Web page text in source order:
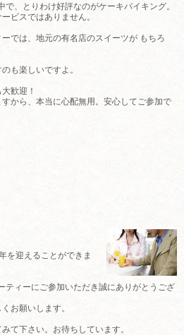
、とりわけ好評なのがケーキバイキング。
ビスではありません。
では、地元の有名店のスイーツが もちろ
も楽しいですよ。
歓迎！
から、本当に心配無用。安心してご参加で
を迎えることができま
ティーにご参加いただき誠にありがとうござ
お願いします。
て下さい。お待ちしています。